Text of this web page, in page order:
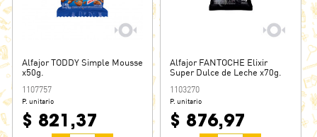
Alfajor TODDY Simple Mousse
x50g.
1107757
P. unitario
$ 821,37
Alfajor FANTOCHE Elixir
Super Dulce de Leche x70g.
1103270
P. unitario
$ 876,97